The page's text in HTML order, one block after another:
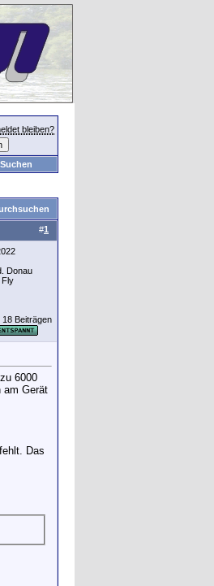
bleiben?
Suchen
#1
Donau
Fly
18 Beiträgen
6000
am Gerät
Das